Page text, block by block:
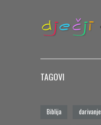
TAGOVI
Biblija darivanje